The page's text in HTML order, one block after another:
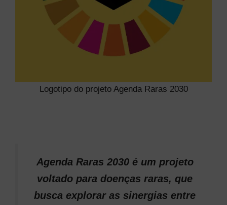
Logotipo do projeto Agenda Raras 2030
Agenda Raras 2030 é um projeto
voltado para doenças raras, que
busca explorar as sinergias entre